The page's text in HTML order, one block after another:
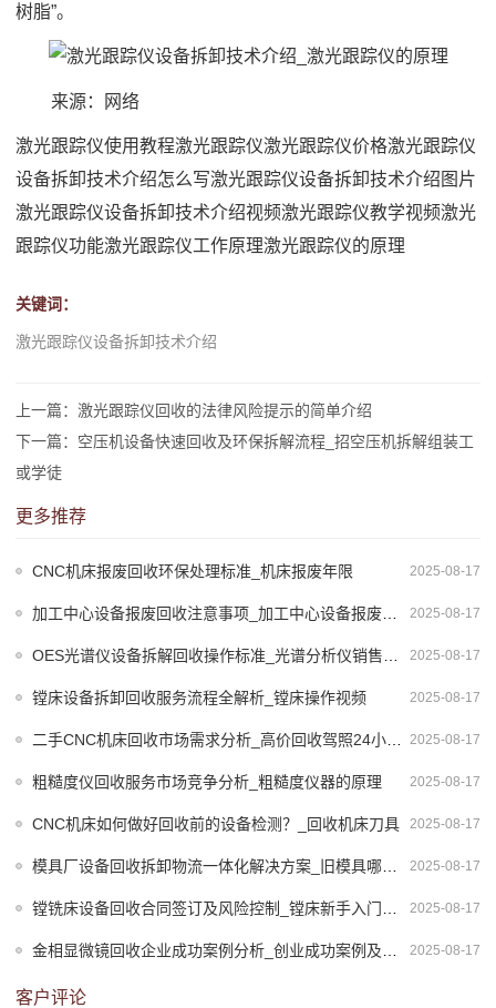
树脂”。
来源：网络
激光跟踪仪使用教程激光跟踪仪激光跟踪仪价格激光跟踪仪
设备拆卸技术介绍怎么写激光跟踪仪设备拆卸技术介绍图片
激光跟踪仪设备拆卸技术介绍视频激光跟踪仪教学视频激光
跟踪仪功能激光跟踪仪工作原理激光跟踪仪的原理
关键词：
激光跟踪仪设备拆卸技术介绍
上一篇：激光跟踪仪回收的法律风险提示的简单介绍
下一篇：空压机设备快速回收及环保拆解流程_招空压机拆解组装工
或学徒
更多推荐
2025-08-17
CNC机床报废回收环保处理标准_机床报废年限
2025-08-17
加工中心设备报废回收注意事项_加工中心设备报废回收注意事项有哪些
2025-08-17
OES光谱仪设备拆解回收操作标准_光谱分析仪销售回收
2025-08-17
镗床设备拆卸回收服务流程全解析_镗床操作视频
2025-08-17
二手CNC机床回收市场需求分析_高价回收驾照24小时回收
2025-08-17
粗糙度仪回收服务市场竞争分析_粗糙度仪器的原理
2025-08-17
CNC机床如何做好回收前的设备检测？_回收机床刀具
2025-08-17
模具厂设备回收拆卸物流一体化解决方案_旧模具哪里回收
2025-08-17
镗铣床设备回收合同签订及风险控制_镗床新手入门教程视频
2025-08-17
金相显微镜回收企业成功案例分析_创业成功案例及分析
客户评论